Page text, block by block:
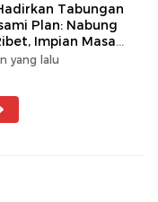
Tabungan
Plan: Nabung
Impian Masa
Makin Dekat!
yang lalu